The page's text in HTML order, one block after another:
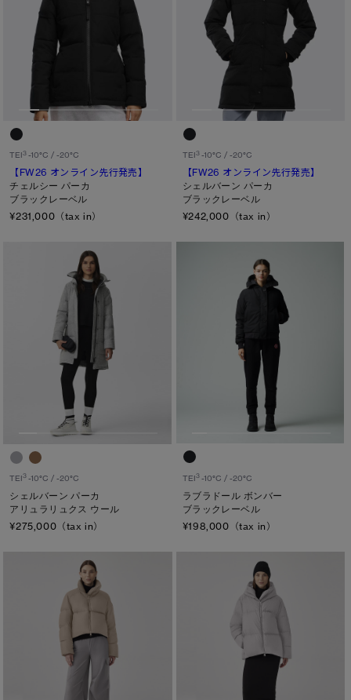
サマー 26 コレクション
サマー 26 コレクションLOOK
日本限定モデル
スノーグース
メイドインジャパンTシャツ
アウターウェア
アパレル
アクセサリー
フットウェア
コレクション
サマー 26 コレクション
サマー 26 コレクションLOOK
日本限定モデル
スノーグース
メイドインジャパンTシャツ
アウターウェア
アパレル
アクセサリー
フットウェア
コレクション
コレクション
品の価値を受け継いでいきます。
アーカイブの希少なピースもご覧いただけます。
詳しく見る
下取り申請
ジェンダー
メンズ
ウィメンズ
キッズ
カテゴリ
ディスク
ブラック ディスク
ホワイト ディスク
ト―ナル ディスク
PBI ディスク
ディスクなし
TEI１：5℃/-5℃
TEI2：０℃/-１5℃
TEI3：-10℃/-20℃
TEI4：-15℃/-25℃
S/M
L/XL
ONESIZE
TEI3 -10°C / -20°C
【FW26 オンライン先行発売】
チェルシー パーカ
ブラックレーベル
¥231,000（tax in）
TEI3-10°C / -20°C
【FW26 オンライン先行発売】
シェルバーン パーカ
ブラックレーベル
¥242,000（tax in）
TEI3 -10°C / -20°C
シェルバーン パーカ
アリュラリュクス ウール
¥275,000（tax in）
TEI3-10°C / -20°C
ラブラドール ボンバー
ブラックレーベル
¥198,000（tax in）